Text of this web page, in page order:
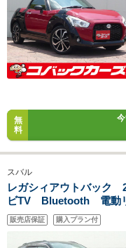
無
料
スバル
レガシィアウトバッ
ビTV Bluetooth 電動
ETC 衝突軽減ブレー
ーズコントロール
販売店保証 購入プラン付